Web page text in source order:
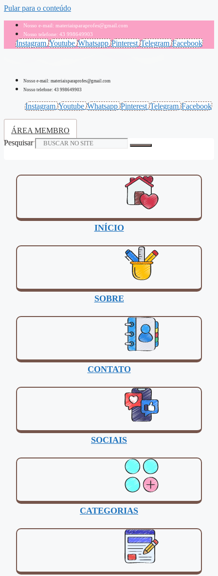
Pular para o conteúdo
Nosso e-mail: materiaisparaprofes@gmail.com
Nosso telefone: 43 998649903
Instagram Youtube Whatsapp Pinterest Telegram Facebook
Nosso e-mail: materiaisparaprofes@gmail.com
Nosso telefone: 43 998649903
Instagram Youtube Whatsapp Pinterest Telegram Facebook
ÁREA MEMBRO
Pesquisar
INÍCIO
SOBRE
CONTATO
SOCIAIS
CATEGORIAS